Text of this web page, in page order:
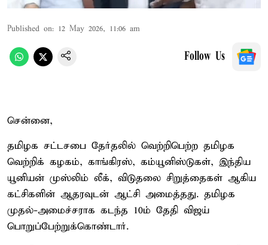
Published on: 12 May 2026, 11:06 am
Follow Us
சென்னை,
தமிழக சட்டசபை தேர்தலில் வெற்றிபெற்ற தமிழக
வெற்றிக் கழகம், காங்கிரஸ், கம்யூனிஸ்டுகள், இந்திய
யூனியன் முஸ்லிம் லீக், விடுதலை சிறுத்தைகள் ஆகிய
கட்சிகளின் ஆதரவுடன் ஆட்சி அமைத்தது. தமிழக
முதல்-அமைச்சராக கடந்த 10ம் தேதி விஜய்
பொறுப்பேற்றுக்கொண்டார்.